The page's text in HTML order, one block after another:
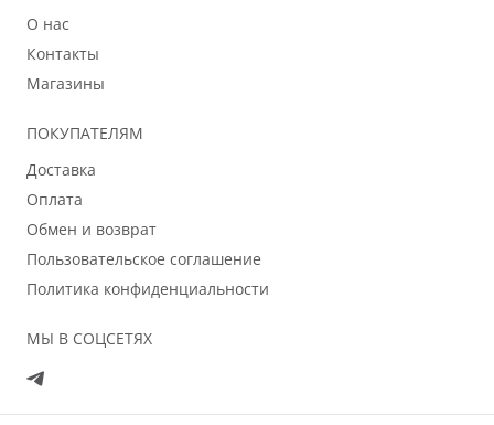
О нас
Контакты
Магазины
ПОКУПАТЕЛЯМ
Доставка
Оплата
Обмен и возврат
Пользовательское соглашение
Политика конфиденциальности
МЫ В СОЦСЕТЯХ